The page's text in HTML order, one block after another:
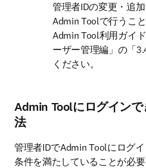
管理者IDの変更・追
Admin Toolで行うこ
Admin Tool利用ガイ
ーザー管理編」の「
ください。
Admin Toolにログイン
法
管理者IDでAdmin Toolにログ
条件を満たしていることが必要